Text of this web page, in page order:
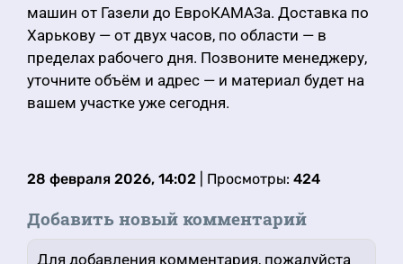
машин от Газели до ЕвроКАМАЗа. Доставка по
Харькову — от двух часов, по области — в
пределах рабочего дня. Позвоните менеджеру,
уточните объём и адрес — и материал будет на
вашем участке уже сегодня.
28 февраля 2026, 14:02 | Просмотры: 424
Добавить новый комментарий
Для добавления комментария, пожалуйста